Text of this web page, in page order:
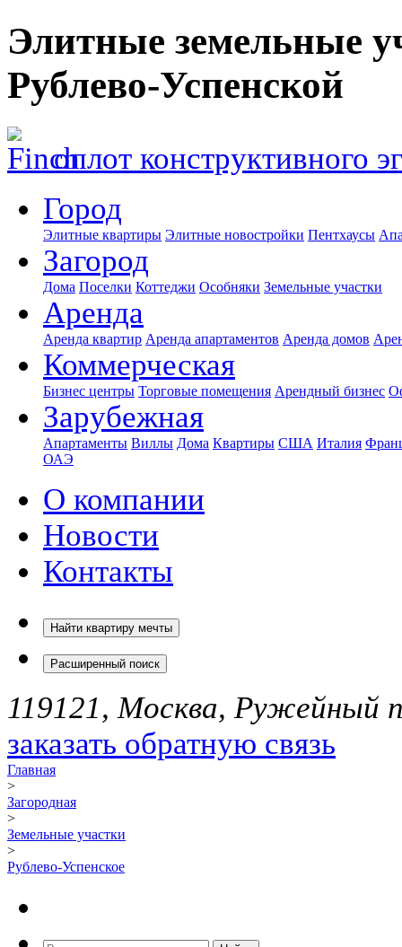
Элитные земельные
Рублево-Успенской
оплот конструктивного
Город
Элитные квартиры Элитные новостройки Пентхаусы
Загород
Дома Поселки Коттеджи Особняки Земельные участки
Аренда
Аренда квартир Аренда апартаментов Аренда домов
Коммерческая
Бизнес центры Торговые помещения Арендный бизнес
Зарубежная
Апартаменты Виллы Дома Квартиры США Италия
ОАЭ
О компании
Новости
Контакты
Найти квартиру мечты
Расширенный поиск
119121, Москва, Ружейный
заказать обратную связь
Главная
>
Загородная
>
Земельные участки
>
Рублево-Успенское